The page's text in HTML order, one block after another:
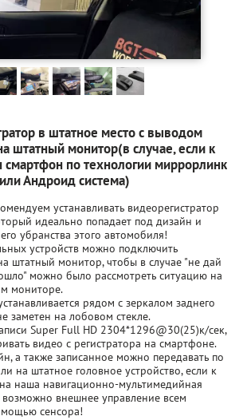
в штатное место с выводом
штатный монитор(в случае, если к
по технологии миррорлинк
или Андроид система)
устанавливать видеорегистратор
идеально попадает под дизайн и
убранства этого автомобиля!
устройств можно подключить
штатный монитор, чтобы в случае "не дай
можно было рассмотреть ситуацию на
мониторе.
рядом с зеркалом заднего
заметен на лобовом стекле.
Super Full HD 2304*1296@30(25)к/сек,
видео с регистратора на смартфоне.
а также записанное можно передавать по
на штатное головное устройство, если к
наша навигационно-мультимедийная
внешнее управление всем
сенсора!